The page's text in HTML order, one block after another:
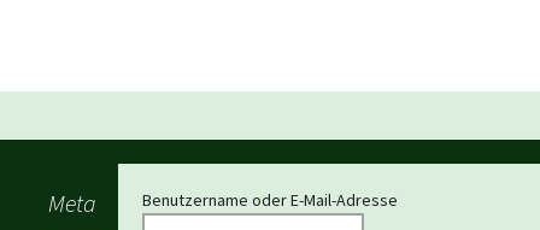
Beitragsnavigation
Benutzername oder E-Mail-Adresse
Meta